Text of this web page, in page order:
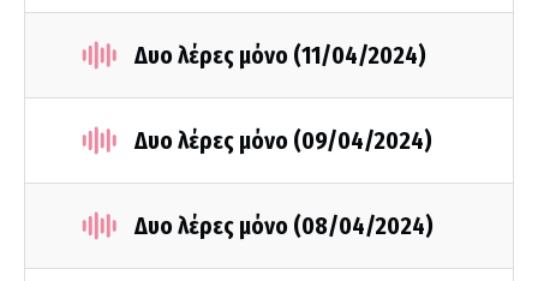
Δυο λέρες μόνο (11/04/2024)
Δυο λέρες μόνο (09/04/2024)
Δυο λέρες μόνο (08/04/2024)